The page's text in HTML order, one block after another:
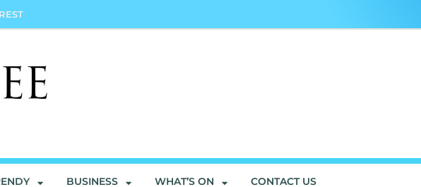
BUSINESS WHAT’S ON CONTACT US